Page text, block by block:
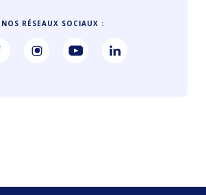
NOS RÉSEAUX SOCIAUX :